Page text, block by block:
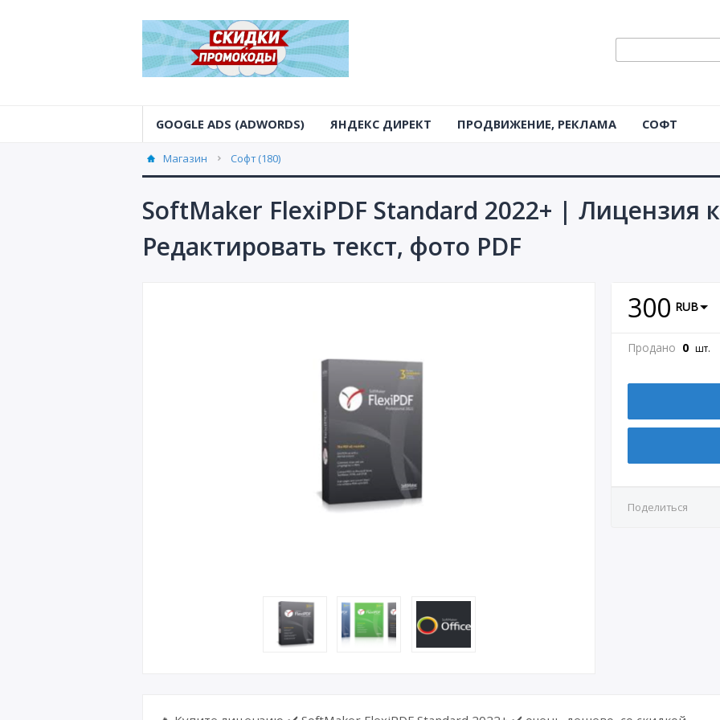
GOOGLE ADS (ADWORDS) ЯНДЕКС ДИРЕКТ ПРОДВИЖЕНИЕ, РЕКЛАМА СОФТ
Магазин Софт (180)
SoftMaker FlexiPDF Standard 2022+ | Лицензия
Редактировать текст, фото PDF
300 RUB
Продано 0 шт.
Поделиться